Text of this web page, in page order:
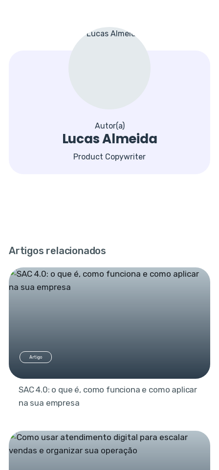
Autor(a)
Lucas Almeida
Product Copywriter
Artigos relacionados
Artigo
SAC 4.0: o que é, como funciona e como aplicar
na sua empresa